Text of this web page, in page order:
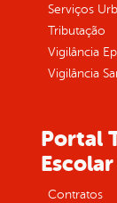
Serviços
Tributação
Vigilância
Vigilância
Portal
Escolar
Contratos